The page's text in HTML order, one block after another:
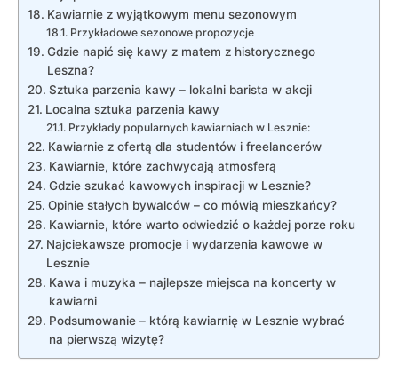
Kawiarnie z wyjątkowym menu sezonowym
Przykładowe sezonowe propozycje
Gdzie napić się kawy z matem z historycznego
Leszna?
Sztuka parzenia kawy – lokalni barista w akcji
Localna sztuka parzenia kawy
Przykłady popularnych kawiarniach w Lesznie:
Kawiarnie z ofertą dla studentów i freelancerów
Kawiarnie, które zachwycają atmosferą
Gdzie szukać kawowych inspiracji w Lesznie?
Opinie stałych bywalców – co mówią mieszkańcy?
Kawiarnie, które warto odwiedzić o każdej porze roku
Najciekawsze promocje i wydarzenia kawowe w
Lesznie
Kawa i muzyka – najlepsze miejsca na koncerty w
kawiarni
Podsumowanie – którą kawiarnię w Lesznie wybrać
na pierwszą wizytę?